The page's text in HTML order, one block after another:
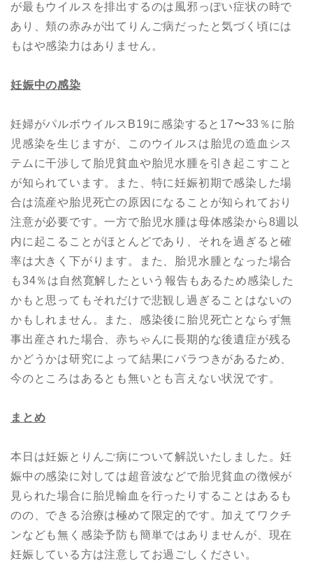
が最もウイルスを排出するのは風邪っぽい症状の時で
あり、頬の赤みが出てりんご病だったと気づく頃には
もはや感染力はありません。
妊娠中の感染
妊婦がパルボウイルスB19に感染すると17〜33％に胎
児感染を生じますが、このウイルスは胎児の造血シス
テムに干渉して胎児貧血や胎児水腫を引き起こすこと
が知られています。また、特に妊娠初期で感染した場
合は流産や胎児死亡の原因になることが知られており
注意が必要です。一方で胎児水腫は母体感染から8週以
内に起こることがほとんどであり、それを過ぎると確
率は大きく下がります。また、胎児水腫となった場合
も34％は自然寛解したという報告もあるため感染した
かもと思ってもそれだけで悲観し過ぎることはないの
かもしれません。また、感染後に胎児死亡とならず無
事出産された場合、赤ちゃんに長期的な後遺症が残る
かどうかは研究によって結果にバラつきがあるため、
今のところはあるとも無いとも言えない状況です。
まとめ
本日は妊娠とりんご病について解説いたしました。妊
娠中の感染に対しては超音波などで胎児貧血の徴候が
見られた場合に胎児輸血を行ったりすることはあるも
のの、できる治療は極めて限定的です。加えてワクチ
ンなども無く感染予防も簡単ではありませんが、現在
妊娠している方は注意してお過ごしください。